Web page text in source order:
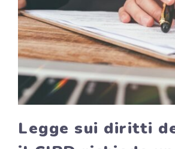
Legge sui diritti